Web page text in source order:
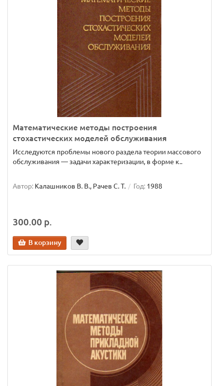
Математические методы построения
стохастических моделей обслуживания
Исследуются проблемы нового раздела теории массового
обслуживания — задачи характеризации, в форме к..
Автор: Калашников В. В., Рачев С. Т. Год: 1988
300.00 р.
В корзину